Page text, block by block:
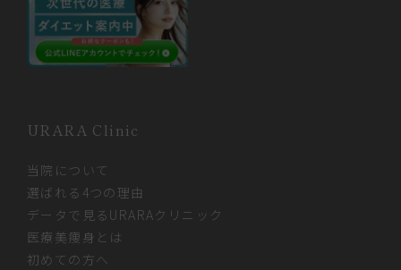
URARA Clinic
当院について
選ばれる4つの理由
データで見るURARAクリニック
医療美痩身とは
初めての方へ